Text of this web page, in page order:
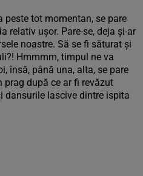
peste tot momentan, se pare
relativ ușor. Pare-se, deja și-ar
noastre. Să se fi săturat și
Hmmmm, timpul ne va
însă, până una, alta, se pare
după ce ar fi revăzut
lascive dintre ispita